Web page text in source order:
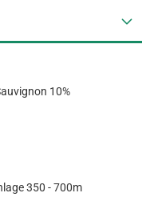
10%
350 - 700m